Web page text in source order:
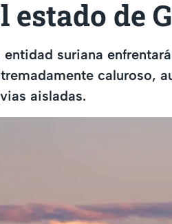
estado de
entidad suriana
caluroso,
aisladas.